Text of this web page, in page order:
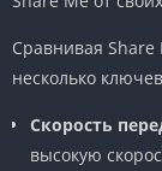
Сравнивая
несколько
Скорость
высокую